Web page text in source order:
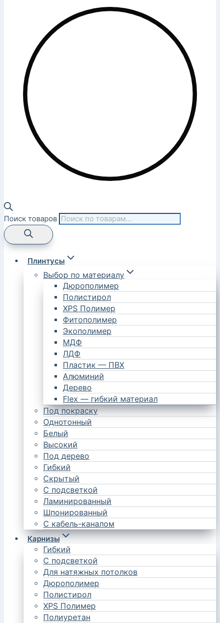
Поиск товаров
Плинтусы
Выбор по материалу
Дюрополимер
Полистирол
XPS Полимер
Фитополимер
Экополимер
МДФ
ЛДФ
Пластик — ПВХ
Алюминий
Дерево
Flex — гибкий материал
Под покраску
Однотонный
Белый
Высокий
Под дерево
Гибкий
Скрытый
С подсветкой
Ламинированный
Шпонированный
С кабель-каналом
Карнизы
Гибкий
С подсветкой
Для натяжных потолков
Дюрополимер
Полистирол
XPS Полимер
Полиуретан